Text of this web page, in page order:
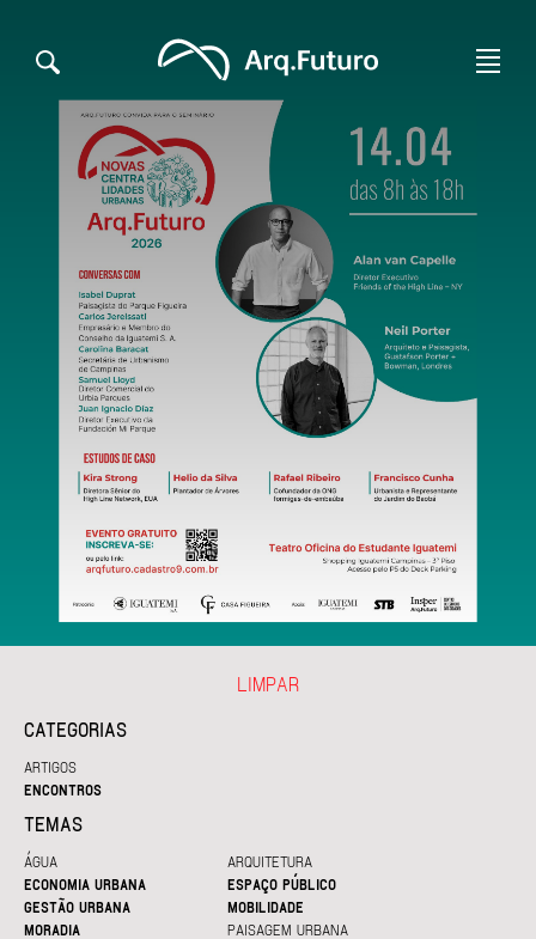
CATEGORIAS
ARTIGOS
ENCONTROS
TEMAS
ÁGUA
ARQUITETURA
ECONOMIA URBANA
ESPAÇO PÚBLICO
GESTÃO URBANA
MOBILIDADE
MORADIA
PAISAGEM URBANA
LIMPAR